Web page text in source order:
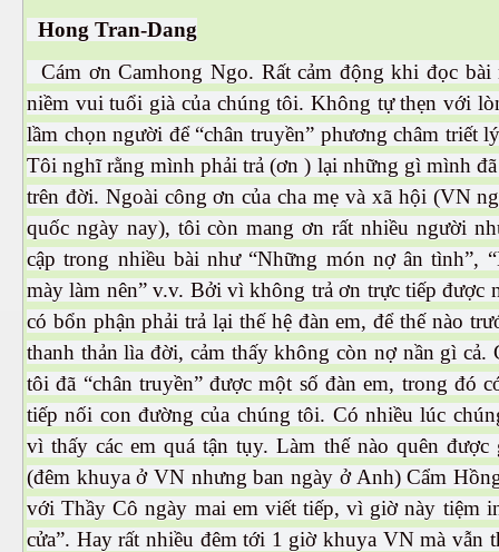
Hong Tran-Dang
Cám ơn Camhong Ngo. Rất cảm động khi đọc
niềm vui tuổi già của chúng tôi. Không tự thẹn với
lầm chọn người để “chân truyền” phương châm triết
Tôi nghĩ rằng mình phải trả (ơn ) lại những gì mình
trên đời. Ngoài công ơn của cha mẹ và xã hội (VN
quốc ngày nay), tôi còn mang ơn rất nhiều người
cập trong nhiều bài như “Những món nợ ân tình”,
mày làm nên” v.v. Bởi vì không trả ơn trực tiếp được
có bổn phận phải trả lại thế hệ đàn em, để thế nào
thanh thản lìa đời, cảm thấy không còn nợ nần gì cả.
tôi đã “chân truyền” được một số đàn em, trong đó
tiếp nối con đường của chúng tôi. Có nhiều lúc
vì thấy các em quá tận tụy. Làm thế nào quên được
(đêm khuya ở VN nhưng ban ngày ở Anh) Cẩm
với Thầy Cô ngày mai em viết tiếp, vì giờ này tiệm
cửa”. Hay rất nhiều đêm tới 1 giờ khuya VN mà vẫn